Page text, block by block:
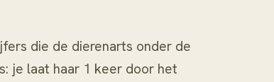
die de dierenarts onder de
je laat haar 1 keer door het